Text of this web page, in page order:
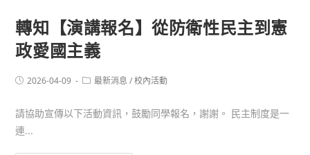
轉知【演講報名】從防衛性民主到憲
政愛國主義
2026-04-09 最新消息 / 校內活動
請協助宣傳以下活動資訊，鼓勵同學報名，謝謝。 民主制度是一
連...